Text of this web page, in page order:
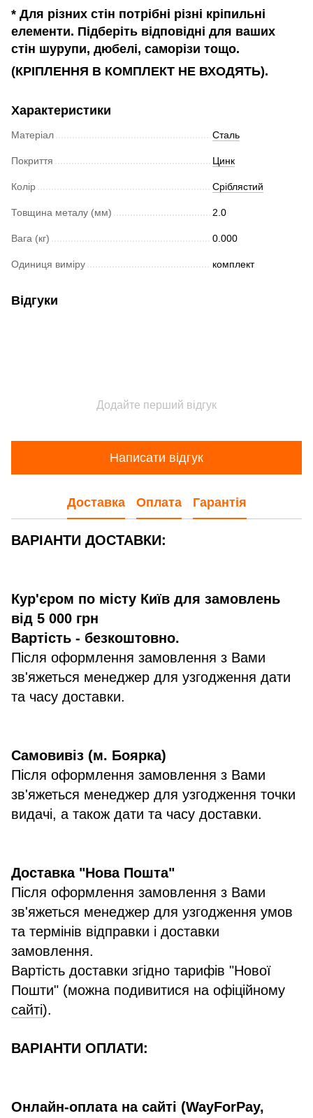
* Для різних стін потрібні різні кріпильні
елементи. Підберіть відповідні для ваших
стін шурупи, дюбелі, саморізи тощо.
(КРІПЛЕННЯ В КОМПЛЕКТ НЕ ВХОДЯТЬ).
Характеристики
Матеріал Сталь
Покриття Цинк
Колір Сріблястий
Товщина металу (мм) 2.0
Вага (кг) 0.000
Одиниця виміру комплект
Відгуки
Додайте перший відгук
Написати відгук
Доставка Оплата Гарантія
ВАРІАНТИ ДОСТАВКИ:
Кур'єром по місту Київ для замовлень
від 5 000 грн
Вартість - безкоштовно.
Після оформлення замовлення з Вами
зв'яжеться менеджер для узгодження дати
та часу доставки.
Самовивіз (м. Боярка)
Після оформлення замовлення з Вами
зв'яжеться менеджер для узгодження точки
видачі, а також дати та часу доставки.
Доставка "Нова Пошта"
Після оформлення замовлення з Вами
зв'яжеться менеджер для узгодження умов
та термінів відправки і доставки
замовлення.
Вартість доставки згідно тарифів "Нової
Пошти" (можна подивитися на офіційному
сайті).
ВАРІАНТИ ОПЛАТИ:
Онлайн-оплата на сайті (WayForPay,